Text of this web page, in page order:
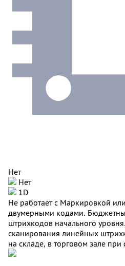
Нет
Нет
1D
Не работает с Маркировкой
двумерными кодами.
штрихкодов начального
сканирования линейных
на складе, в торговом зале